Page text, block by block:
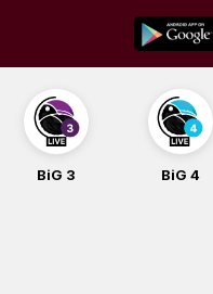
content
BiG 3 BiG 4